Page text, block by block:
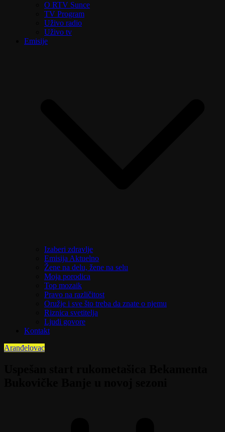
O RTV Sunce
TV Program
Uživo radio
Uživo tv
Emisije
Izaberi zdravlje
Emisija Aktuelno
Žene na delu, žene na selu
Moja porodica
Top mozaik
Pravo na različitost
Oružje i sve što treba da znate o njemu
Riznica svetitelja
Ljudi govore
Kontakt
Aranđelovac